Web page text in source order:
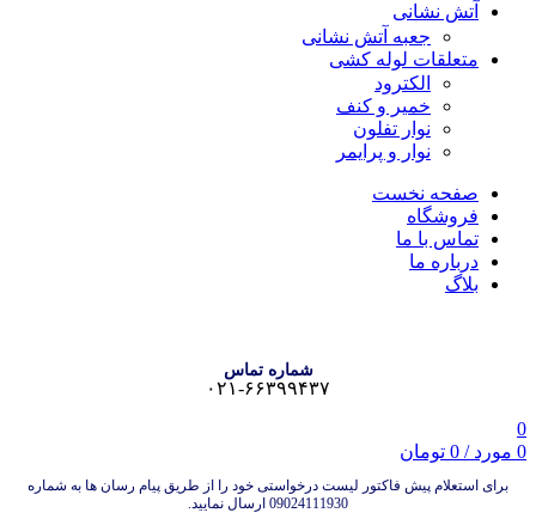
آتش نشانی
جعبه آتش نشانی
متعلقات لوله کشی
الکترود
خمیر و کنف
نوار تفلون
نوار و پرایمر
صفحه نخست
فروشگاه
تماس با ما
درباره ما
بلاگ
شماره تماس
۰۲۱-۶۶۳۹۹۴۳۷
0
0 مورد /
0 تومان
برای استعلام پیش فاکتور لیست درخواستی خود را از طریق پیام رسان ها به شماره
09024111930 ارسال نمایید.